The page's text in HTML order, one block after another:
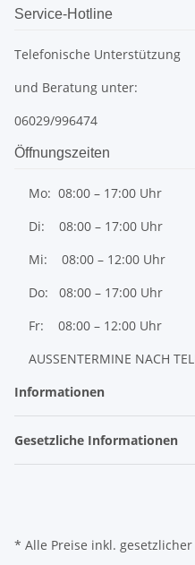
Service-Hotline
Telefonische Unterstützung
und Beratung unter:
06029/996474
Öffnungszeiten
Mo: 08:00 – 17:00 Uhr
Di: 08:00 – 17:00 Uhr
Mi: 08:00 – 12:00 Uhr
Do: 08:00 – 17:00 Uhr
Fr: 08:00 – 12:00 Uhr
AUSSENTERMINE NACH
Informationen
Gesetzliche Informationen
* Alle Preise inkl. gesetzlicher